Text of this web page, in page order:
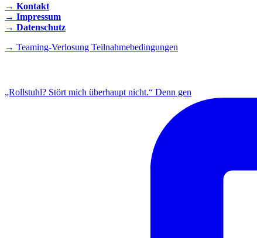
→ Kontakt
→ Impressum
→ Datenschutz
→ Teaming-Verlosung Teilnahmebedingungen
„Rollstuhl? Stört mich überhaupt nicht.“ Denn gen